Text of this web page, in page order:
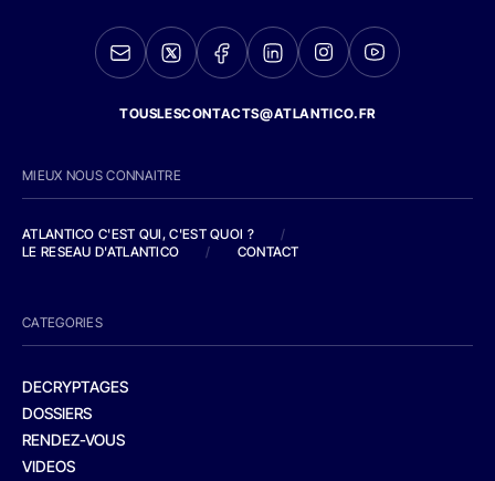
TOUSLESCONTACTS@ATLANTICO.FR
MIEUX NOUS CONNAITRE
ATLANTICO C'EST QUI, C'EST QUOI ?
/
LE RESEAU D'ATLANTICO
/ CONTACT
CATEGORIES
DECRYPTAGES
DOSSIERS
RENDEZ-VOUS
VIDEOS